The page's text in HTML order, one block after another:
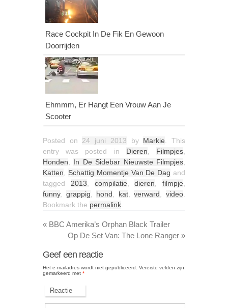
Race Cockpit In De Fik En Gewoon
Doorrijden
Ehmmm, Er Hangt Een Vrouw Aan Je
Scooter
Posted on 24 juni 2013 by Markie . This
entry was posted in Dieren Filmpjes
Honden
In De Sidebar Nieuwste Filmpjes
Katten
Schattig Momentje Van De Dag and
tagged 2013 compilatie ,dieren filmpje
funny, grappig hond kat,verward ,video
Bookmark the permalink
« BBC Amerika’s Orphan Black Trailer
Op De Set Van: The Lone Ranger »
Geef een reactie
Het e-mailadres wordt niet gepubliceerd.
Vereiste velden zijn
gemarkeerd met *
Reactie